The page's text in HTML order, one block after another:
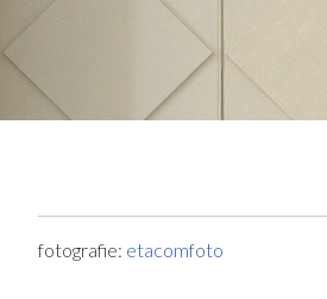
fotografie: etacomfoto